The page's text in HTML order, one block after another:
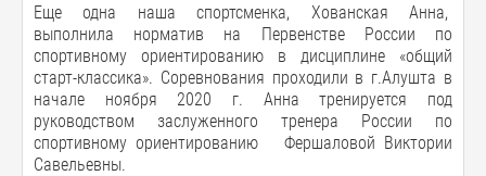
Еще одна наша спортсменка, Хованская Анна,
выполнила норматив на Первенстве России по
спортивному ориентированию в дисциплине «общий
старт-классика». Соревнования проходили в г.Алушта в
начале ноября 2020 г. Анна тренируется под
руководством заслуженного тренера России по
спортивному ориентированию Фершаловой Виктории
Савельевны.